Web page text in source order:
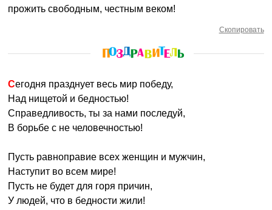
прожить свободным, честным веком!
Скопировать
Сегодня празднует весь мир победу,
Над нищетой и бедностью!
Справедливость, ты за нами последуй,
В борьбе с не человечностью!
Пусть равноправие всех женщин и мужчин,
Наступит во всем мире!
Пусть не будет для горя причин,
У людей, что в бедности жили!